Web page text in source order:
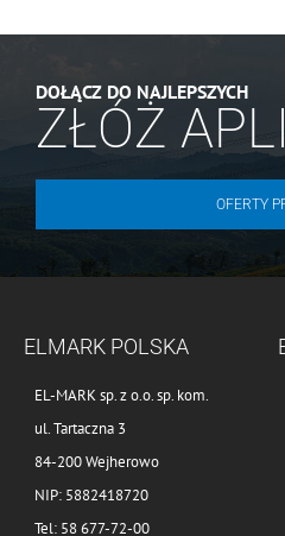
DOŁĄCZ DO NAJLEPSZYCH
ZŁÓŻ
OFERTY
ELMARK POLSKA
EL-MARK sp. z o.o. sp. kom.
ul. Tartaczna 3
84-200 Wejherowo
NIP: 5882418720
Tel: 58 677-72-00